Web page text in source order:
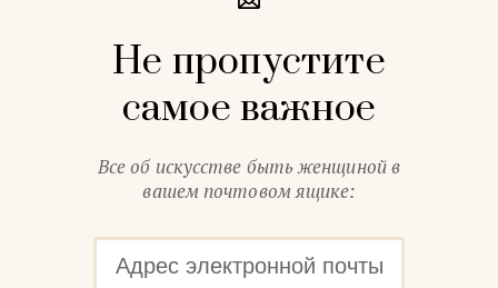
Не пропустите
самое важное
Все об искусстве быть женщиной в
вашем почтовом ящике: